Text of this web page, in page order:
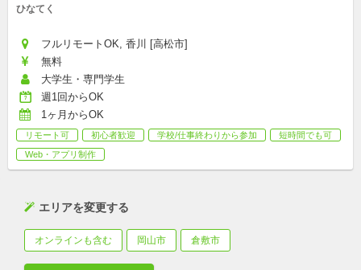
ひなてく
フルリモートOK, 香川 [高松市]
無料
大学生・専門学生
週1回からOK
1ヶ月からOK
リモート可 初心者歓迎 学校/仕事終わりから参加
短時間でも可
Web・アプリ制作
エリアを変更する
オンラインも含む 岡山市 倉敷市